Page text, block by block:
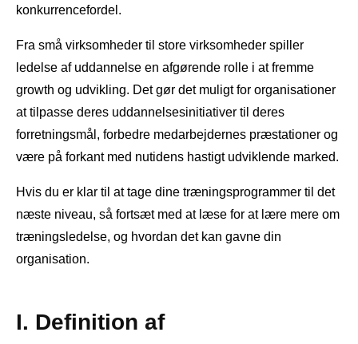
konkurrencefordel.
Fra små virksomheder til store virksomheder spiller
ledelse af uddannelse en afgørende rolle i at fremme
growth og udvikling. Det gør det muligt for organisationer
at tilpasse deres uddannelsesinitiativer til deres
forretningsmål, forbedre medarbejdernes præstationer og
være på forkant med nutidens hastigt udviklende marked.
Hvis du er klar til at tage dine træningsprogrammer til det
næste niveau, så fortsæt med at læse for at lære mere om
træningsledelse, og hvordan det kan gavne din
organisation.
I. Definition af